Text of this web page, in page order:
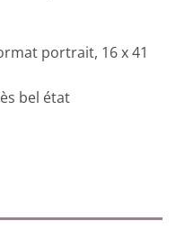
portrait, 16 x 41
bel état